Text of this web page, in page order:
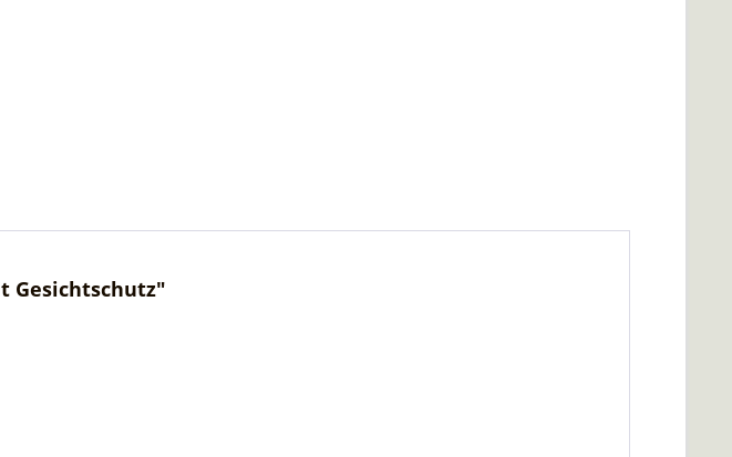
Gesichtschutz"